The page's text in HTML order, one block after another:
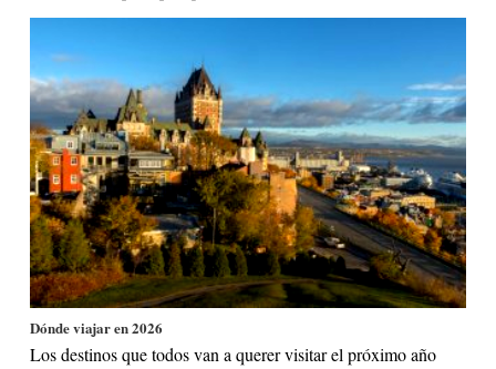
Dónde viajar en 2026
Los destinos que todos van a querer visitar el próximo año